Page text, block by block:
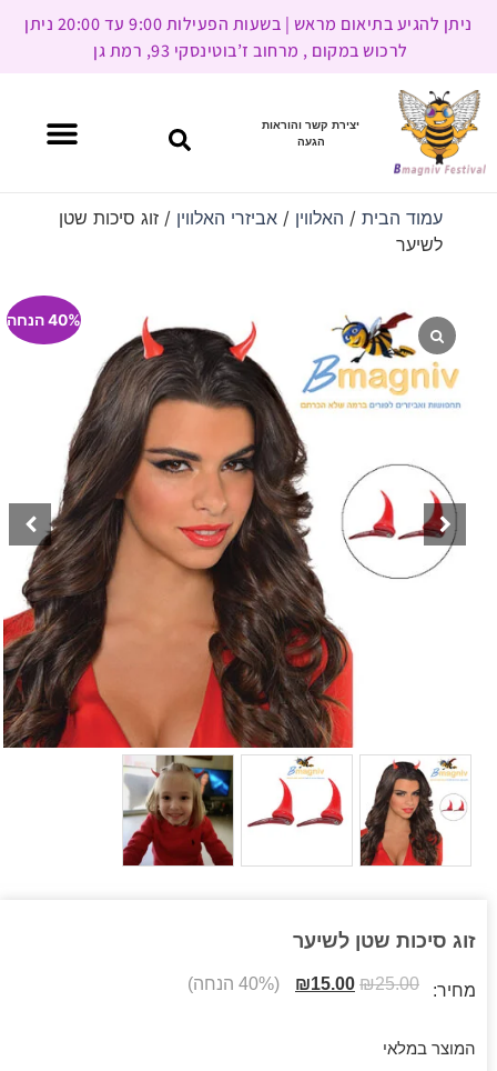
ניתן להגיע בתיאום מראש | בשעות הפעילות 9:00 עד 20:00 ניתן
לרכוש במקום , מרחוב ז’בוטינסקי 93, רמת גן
יצירת קשר והוראות
הגעה
עמוד הבית/ האלווין / אביזרי האלווין / זוג סיכות שטן
לשיער
40% הנחה
זוג סיכות שטן לשיער
מחיר: ₪25.00
₪15.00 (40% הנחה)
המוצר במלאי